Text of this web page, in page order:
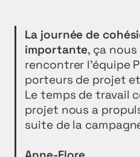
La journée de
importante, ça
rencontrer l’équipe
porteurs de projet
Le temps de travail
projet nous a
suite de la